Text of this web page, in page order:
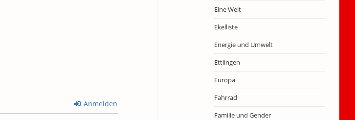
Anmelden
Eine Welt
Ekelliste
Energie und Umwelt
Ettlingen
Europa
Fahrrad
Familie und Gender